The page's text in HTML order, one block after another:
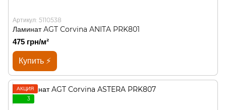
Артикул: 5110538
Ламинат AGT Corvina ANITA PRK801
475 грн/м²
Купить ⚡
АКЦИЯ
3